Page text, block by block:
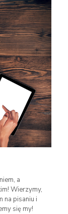
a
Wierzymy,
na pisaniu i
się my!